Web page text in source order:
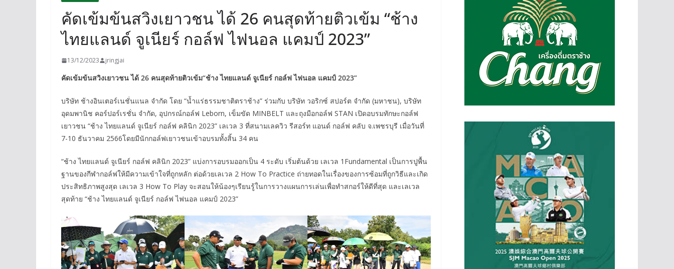
คัดเข้มข้นสวิงเยาวชน ได้ 26 คนสุดท้ายติวเข้ม “ช้าง
ไทยแลนด์ จูเนียร์ กอล์ฟ ไฟนอล แคมป์ 2023”
13/12/2023 jringjai
คัดเข้มข้นสวิงเยาวชน ได้ 26 คนสุดท้ายติวเข้ม“ช้าง ไทยแลนด์ จูเนียร์ กอล์ฟ ไฟนอล แคมป์ 2023”
บริษัท ช้างอินเตอร์เนชั่นแนล จำกัด โดย “น้ำแร่ธรรมชาติตราช้าง” ร่วมกับ บริษัท วอริกซ์ สปอร์ต จำกัด (มหาชน), บริษัท
อุดมพานิช คอร์ปอร์เรชั่น จำกัด, อุปกรณ์กอล์ฟ Leborn, เข็มขัด MINBELT และถุงมือกอล์ฟ STAN เปิดอบรมทักษะกอล์ฟ
เยาวชน “ช้าง ไทยแลนด์ จูเนียร์ กอล์ฟ คลินิก 2023” เลเวล 3 ที่สนามเลควิว รีสอร์ท แอนด์ กอล์ฟ คลับ จ.เพชรบุรี เมื่อวันที่
7-10 ธันวาคม 2566โดยมีนักกอล์ฟเยาวชนเข้าอบรมทั้งสิ้น 34 คน
“ช้าง ไทยแลนด์ จูเนียร์ กอล์ฟ คลินิก 2023” แบ่งการอบรมออกเป็น 4 ระดับ เริ่มต้นด้วย เลเวล 1Fundamental เป็นการปูพื้น
ฐานของกีฬากอล์ฟให้มีความเข้าใจที่ถูกหลัก ต่อด้วยเลเวล 2 How To Practice ถ่ายทอดในเรื่องของการซ้อมที่ถูกวิธีและเกิด
ประสิทธิภาพสูงสุด เลเวล 3 How To Play จะสอนให้น้องๆเรียนรู้ในการวางแผนการเล่นเพื่อทำสกอร์ให้ดีที่สุด และเลเวล
สุดท้าย “ช้าง ไทยแลนด์ จูเนียร์ กอล์ฟ ไฟนอล แคมป์ 2023”